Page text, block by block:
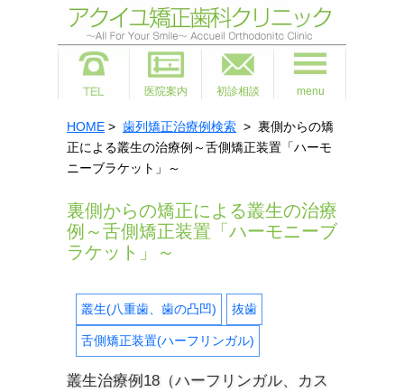
医院案内 初診相談 menu
HOME > 歯列矯正治療例検索 > 裏側からの矯
正による叢生の治療例～舌側矯正装置「ハーモ
ニーブラケット」～
裏側からの矯正による叢生の治療
例～舌側矯正装置「ハーモニーブ
ラケット」～
叢生(八重歯、歯の凸凹) 抜歯
舌側矯正装置(ハーフリンガル)
叢生治療例18（ハーフリンガル、カス